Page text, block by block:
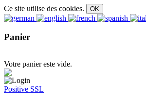
Ce site utilise des cookies.
Panier
Votre panier este vide.
Positive SSL